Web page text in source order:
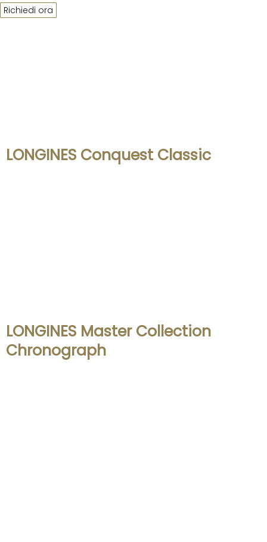
Richiedi ora
LONGINES Conquest Classic
LONGINES Master Collection
Chronograph